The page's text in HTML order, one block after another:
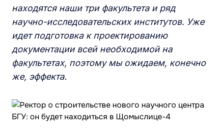
находятся наши три факультета и ряд
научно-исследовательских институтов. Уже
идет подготовка к проектированию
документации всей необходимой на
факультетах, поэтому мы ожидаем, конечно
же, эффекта.